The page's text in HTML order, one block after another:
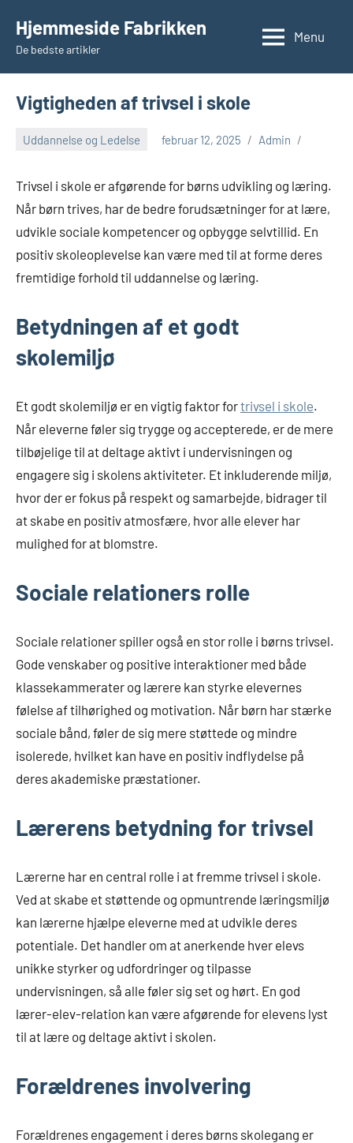
indhold
Hjemmeside Fabrikken
De bedste artikler
Menu
Vigtigheden af trivsel i skole
Uddannelse og Ledelse februar 12, 2025 Admin
Trivsel i skole er afgørende for børns udvikling og læring.
Når børn trives, har de bedre forudsætninger for at lære,
udvikle sociale kompetencer og opbygge selvtillid. En
positiv skoleoplevelse kan være med til at forme deres
fremtidige forhold til uddannelse og læring.
Betydningen af et godt
skolemiljø
Et godt skolemiljø er en vigtig faktor fortrivsel i skole.
Når eleverne føler sig trygge og accepterede, er de mere
tilbøjelige til at deltage aktivt i undervisningen og
engagere sig i skolens aktiviteter. Et inkluderende miljø,
hvor der er fokus på respekt og samarbejde, bidrager til
at skabe en positiv atmosfære, hvor alle elever har
mulighed for at blomstre.
Sociale relationers rolle
Sociale relationer spiller også en stor rolle i børns trivsel.
Gode venskaber og positive interaktioner med både
klassekammerater og lærere kan styrke elevernes
følelse af tilhørighed og motivation. Når børn har stærke
sociale bånd, føler de sig mere støttede og mindre
isolerede, hvilket kan have en positiv indflydelse på
deres akademiske præstationer.
Lærerens betydning for trivsel
Lærerne har en central rolle i at fremme trivsel i skole.
Ved at skabe et støttende og opmuntrende læringsmiljø
kan lærerne hjælpe eleverne med at udvikle deres
potentiale. Det handler om at anerkende hver elevs
unikke styrker og udfordringer og tilpasse
undervisningen, så alle føler sig set og hørt. En god
lærer-elev-relation kan være afgørende for elevens lyst
til at lære og deltage aktivt i skolen.
Forældrenes involvering
Forældrenes engagement i deres børns skolegang er